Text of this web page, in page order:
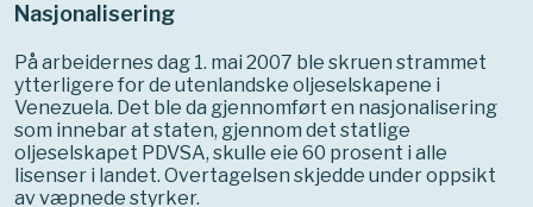
Nasjonalisering
På arbeidernes dag 1. mai 2007 ble skruen strammet
ytterligere for de utenlandske oljeselskapene i
Venezuela. Det ble da gjennomført en nasjonalisering
som innebar at staten, gjennom det statlige
oljeselskapet PDVSA, skulle eie 60 prosent i alle
lisenser i landet. Overtagelsen skjedde under oppsikt
av væpnede styrker.